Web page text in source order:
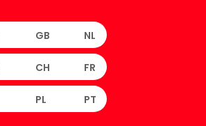
GB NL
CH FR
PL PT